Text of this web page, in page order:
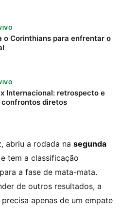
o Corinthians para enfrentar o
Internacional: retrospecto e
diretos
abriu a rodada na segunda
e tem a classificação
a fase de mata-mata.
de outros resultados, a
precisa apenas de um empate